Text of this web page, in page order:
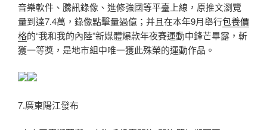
音樂軟件、騰訊錄像、進修強國等平臺上線，原推文瀏覽
量到達7.4萬，錄像點擊量過億；并且在本年9月舉行包養價
格的“我和我的內陸”新媒體爆款年夜賽運動中鋒芒畢露，斬
獲一等獎，是地市組中唯一獲此殊榮的運動作品。
7.廣東陽江發布